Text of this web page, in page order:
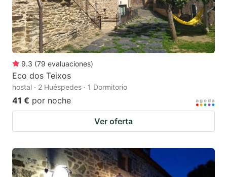
9.3 (79 evaluaciones)
Eco dos Teixos
hostal · 2 Huéspedes · 1 Dormitorio
41 € por noche
Ver oferta